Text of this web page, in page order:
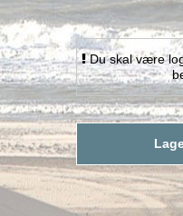
Du skal være